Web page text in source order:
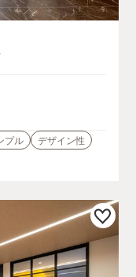
プル
デザイン性